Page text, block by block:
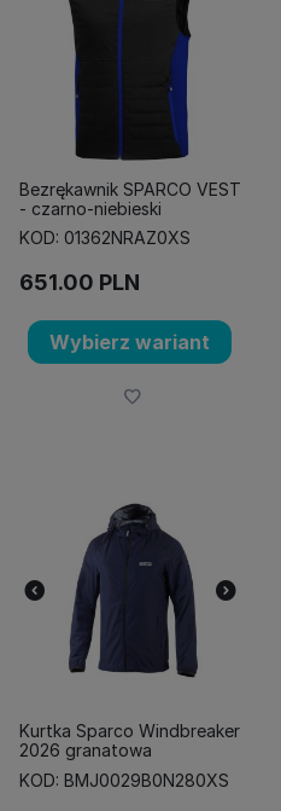
Bezrękawnik SPARCO VEST
- czarno-niebieski
KOD: 01362NRAZ0XS
651.00 PLN
Wybierz wariant
Kurtka Sparco Windbreaker
2026 granatowa
KOD: BMJ0029B0N280XS